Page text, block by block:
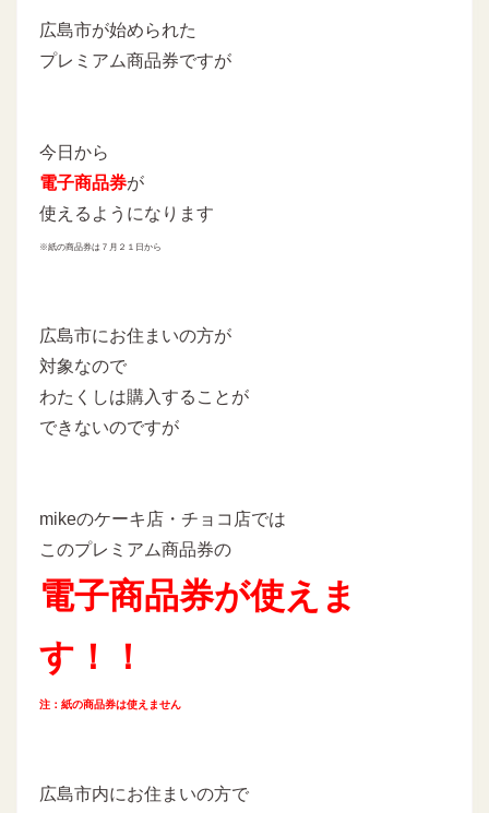
広島市が始められた
プレミアム商品券ですが
今日から
電子商品券が
使えるようになります
※紙の商品券は７月２１日から
広島市にお住まいの方が
対象なので
わたくしは購入することが
できないのですが
mikeのケーキ店・チョコ店では
このプレミアム商品券の
電子商品券が使えま
す！！
注：紙の商品券は使えません
広島市内にお住まいの方で